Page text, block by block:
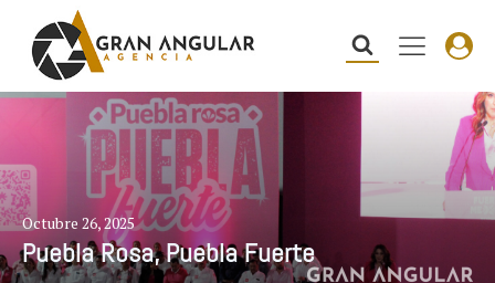
Octubre 26, 2025
Puebla Rosa, Puebla Fuerte